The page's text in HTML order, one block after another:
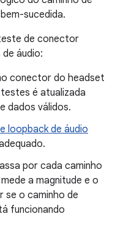
sucedida.
de conector
áudio:
conector do headset
é atualizada
dados válidos.
loopback de áudio
por cada caminho
a magnitude e o
se o caminho de
funcionando